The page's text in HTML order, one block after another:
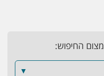
החיפוש:
▼